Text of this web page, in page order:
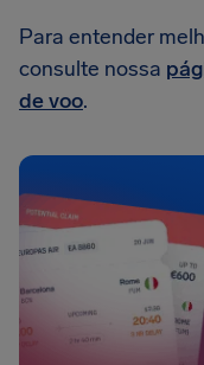
Para entender
consulte nossa
de voo.